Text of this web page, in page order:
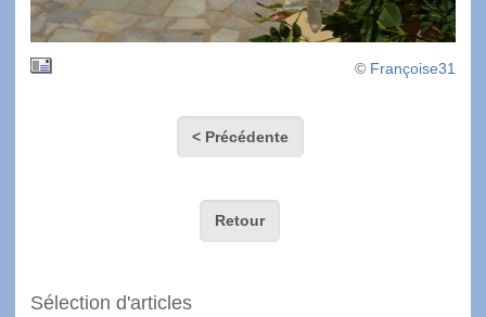
© Françoise31
< Précédente
Retour
Sélection d'articles